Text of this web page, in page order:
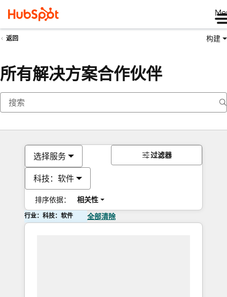
返回 构建
所有解决方案合作伙伴
选择服务
科技：软件
排序依据： 相关性
过滤器
行业：科技：软件 全部清除